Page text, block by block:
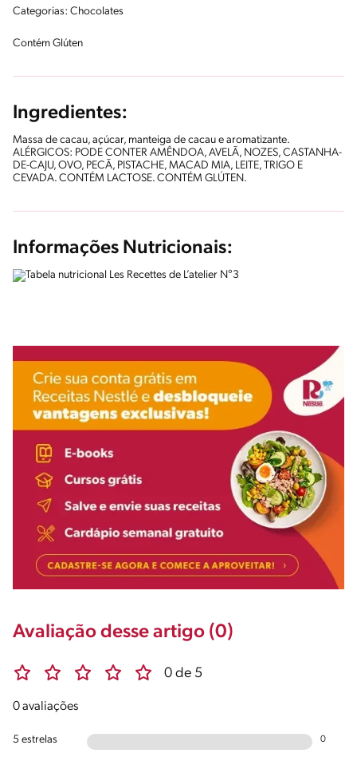
Categorias: Chocolates
Contém Glúten
Ingredientes:
Massa de cacau, açúcar, manteiga de cacau e aromatizante.
ALÉRGICOS: PODE CONTER AMÊNDOA, AVELÃ, NOZES, CASTANHA-
DE-CAJU, OVO, PECÃ, PISTACHE, MACAD MIA, LEITE, TRIGO E
CEVADA. CONTÉM LACTOSE. CONTÉM GLÚTEN.
Informações Nutricionais:
Avaliação desse artigo (0)
0 de 5
0 avaliações
5 estrelas 0